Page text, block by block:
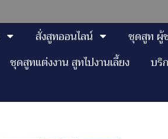
สั่งสูทออนไลน์ ชุดสูท ผู้
ชุดสูทแต่งงาน สูทไปงานเลี้ยง บริ